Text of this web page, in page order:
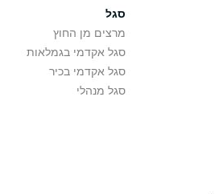
סגל
מרצים מן החוץ
סגל אקדמי בגמלאות
סגל אקדמי בכיר
סגל מנהלי